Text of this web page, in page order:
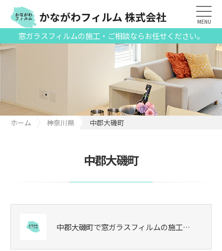
窓ガラスフィルムの施工・ご相談ならお任せください。
かながわフィルム 株式会社 MENU
ホーム 神奈川県 中郡大磯町
中郡大磯町
中郡大磯町で窓ガラスフィルムの施工…